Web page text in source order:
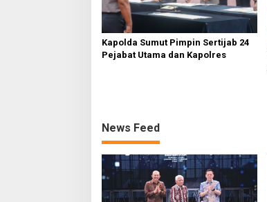
Kapolda Sumut Pimpin Sertijab 24
Pejabat Utama dan Kapolres
News Feed